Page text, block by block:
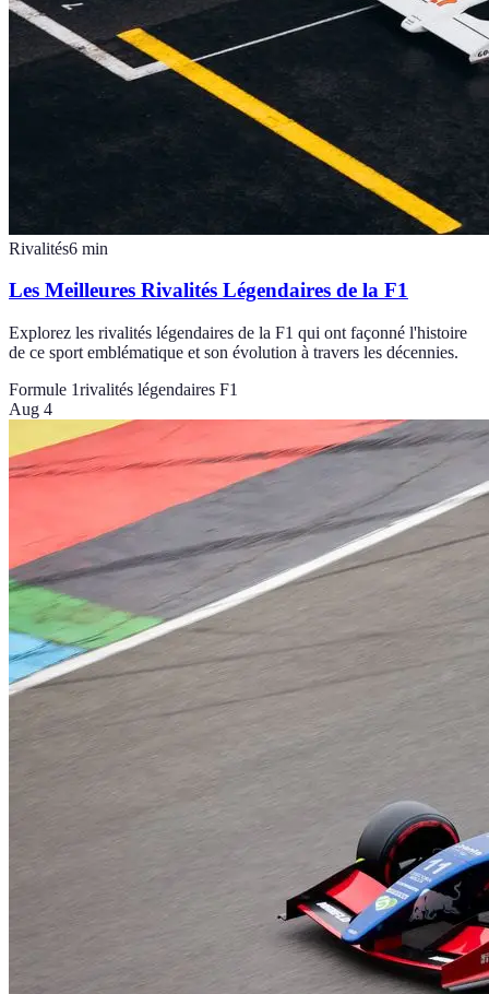
Rivalités6 min
Les Meilleures Rivalités Légendaires de la F1
Explorez les rivalités légendaires de la F1 qui ont façonné l'histoire
de ce sport emblématique et son évolution à travers les décennies.
Formule 1rivalités légendaires F1
Aug 4